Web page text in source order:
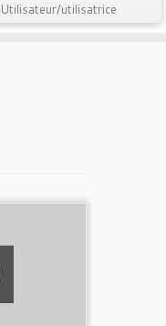
Utilisateur/utilisatrice